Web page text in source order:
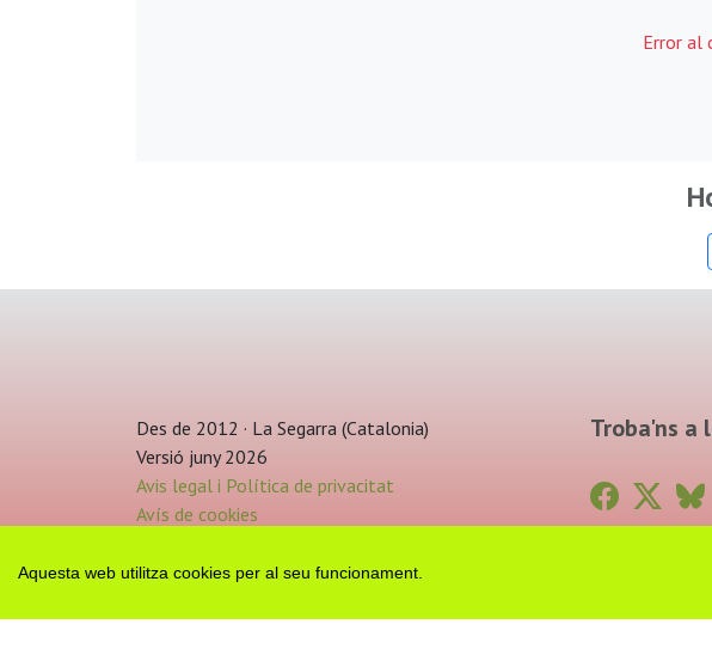
Aquesta web utilitza cookies per al seu funcionament.
Error al
Des de 2012 · La Segarra (Catalonia)
Versió juny 2026
Avis legal i Política de privacitat
Avís de cookies
Mapa web| Contactar
Troba'ns a